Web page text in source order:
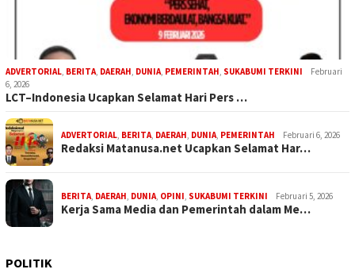
ADVERTORIAL, BERITA, DAERAH, DUNIA, PEMERINTAH, SUKABUMI TERKINI
Februari
6, 2026
LCT–Indonesia Ucapkan Selamat Hari Pers …
ADVERTORIAL, BERITA, DAERAH, DUNIA, PEMERINTAH Februari 6, 2026
Redaksi Matanusa.net Ucapkan Selamat Har…
BERITA, DAERAH, DUNIA, OPINI, SUKABUMI TERKINI Februari 5, 2026
Kerja Sama Media dan Pemerintah dalam Me…
POLITIK